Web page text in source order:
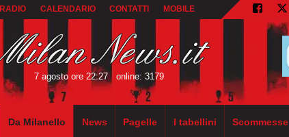
CALENDARIO CONTATTI MOBILE
7 agosto ore 22:27 online: 3179
Da Milanello News Pagelle I tabellini Scommesse